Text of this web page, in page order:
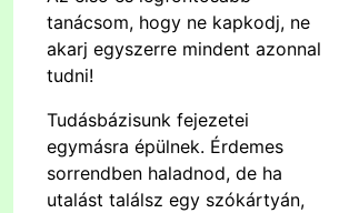
tanácsom, hogy ne kapkodj, ne
akarj egyszerre mindent azonnal
tudni!
Tudásbázisunk fejezetei
egymásra épülnek. Érdemes
sorrendben haladnod, de ha
utalást találsz egy szókártyán,